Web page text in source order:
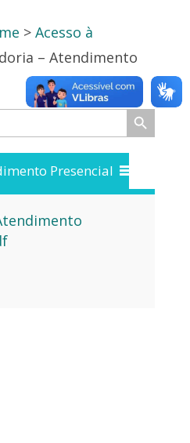
> Acesso à
– Atendimento
Search Button
Presencial